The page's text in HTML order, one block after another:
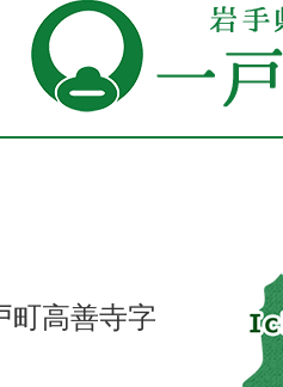
町高善寺字